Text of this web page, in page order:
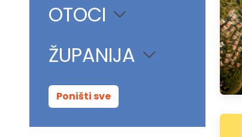
OTOCI
ŽUPANIJA
Poništi sve